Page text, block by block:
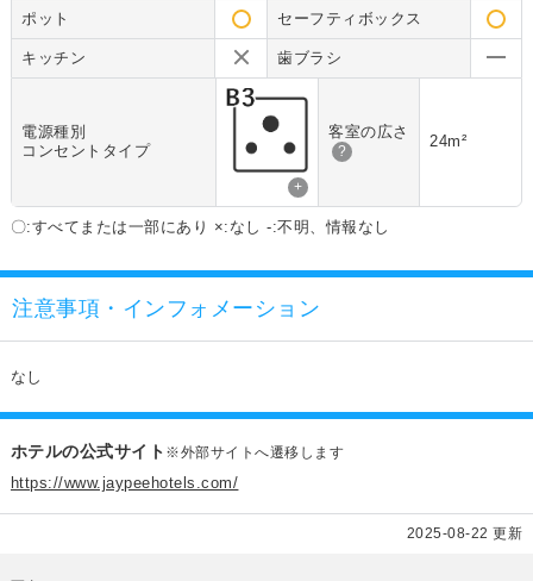
ポット セーフティボックス
キッチン 歯ブラシ
電源種別
コンセントタイプ
+
客室の広さ
?
24m²
〇:すべてまたは一部にあり ×:なし -:不明、情報なし
注意事項・インフォメーション
なし
ホテルの公式サイト ※外部サイトへ遷移します
https://www.jaypeehotels.com/
2025-08-22 更新